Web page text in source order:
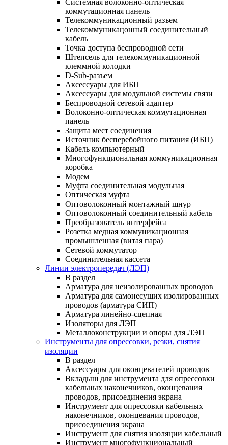
коммутационная панель
Телекоммуникационный разъем
Телекоммуникацонный соединительный
кабель
Точка доступа беспроводной сети
Штепсель для телекоммуникационной
клеммной колодки
D-Sub-разъем
Аксессуары для ИБП
Аксессуары для модульной системы связи
Беспроводной сетевой адаптер
Волоконно-оптическая коммутационная
панель
Защита мест соединения
Источник бесперебойного питания (ИБП)
Кабель компьютерный
Многофункциональная коммуникационная
коробка
Модем
Муфта соединительная модульная
Оптическая муфта
Оптоволоконный монтажный шнур
Оптоволоконный соединительный кабель
Преобразователь интерфейса
Розетка медная коммуникационная
промышленная (витая пара)
Сетевой коммутатор
Соединительная кассета
Линии электропередач (ЛЭП)
В раздел
Арматура для неизолированных проводов
Арматура для самонесущих изолированных
проводов (арматура СИП)
Арматура линейно-сцепная
Изоляторы для ЛЭП
Металлоконструкции и опоры для ЛЭП
Инструменты для опрессовки, резки, снятия
изоляции
В раздел
Аксессуары для оконцевателей проводов
Вкладыш для инструмента для опрессовки
кабельных наконечников, оконцевания
проводов, присоединения экрана
Инструмент для опрессовки кабельных
наконечников, оконцевания проводов,
присоединения экрана
Инструмент для снятия изоляции кабельный
Инструмент многофункциональный